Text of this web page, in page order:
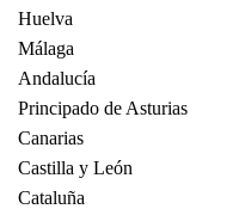
Huelva
Málaga
Andalucía
Principado de Asturias
Canarias
Castilla y León
Cataluña